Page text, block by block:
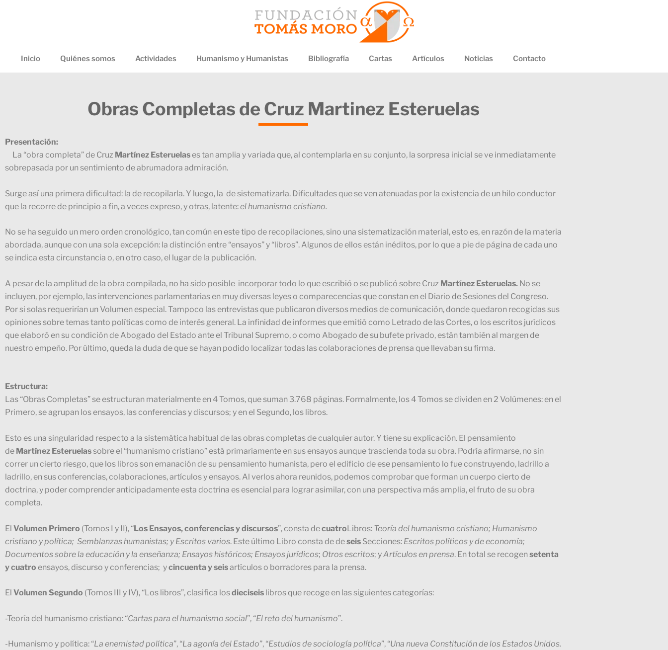
Inicio Quiénes somos Actividades Humanismo y Humanistas Bibliografía Cartas Artículos Noticias Contacto
Obras Completas de Cruz Martinez Esteruelas
Presentación:
La “obra completa” de Cruz Martínez Esteruelases tan amplia y variada que, al contemplarla en su conjunto, la sorpresa inicial se ve inmediatamente
sobrepasada por un sentimiento de abrumadora admiración.
Surge así una primera dificultad: la de recopilarla. Y luego, la de sistematizarla. Dificultades que se ven atenuadas por la existencia de un hilo conductor
que la recorre de principio a fin, a veces expreso, y otras, latente:el humanismo cristiano.
No se ha seguido un mero orden cronológico, tan común en este tipo de recopilaciones, sino una sistematización material, esto es, en razón de la materia
abordada, aunque con una sola excepción: la distinción entre “ensayos” y “libros”. Algunos de ellos están inéditos, por lo que a pie de página de cada uno
se indica esta circunstancia o, en otro caso, el lugar de la publicación.
A pesar de la amplitud de la obra compilada, no ha sido posible incorporar todo lo que escribió o se publicó sobre Cruz Martínez Esteruelas. No se
incluyen, por ejemplo, las intervenciones parlamentarias en muy diversas leyes o comparecencias que constan en el Diario de Sesiones del Congreso.
Por si solas requerirían un Volumen especial. Tampoco las entrevistas que publicaron diversos medios de comunicación, donde quedaron recogidas sus
opiniones sobre temas tanto políticas como de interés general. La infinidad de informes que emitió como Letrado de las Cortes, o los escritos jurídicos
que elaboró en su condición de Abogado del Estado ante el Tribunal Supremo, o como Abogado de su bufete privado, están también al margen de
nuestro empeño. Por último, queda la duda de que se hayan podido localizar todas las colaboraciones de prensa que llevaban su firma.
Estructura:
Las “Obras Completas” se estructuran materialmente en 4 Tomos, que suman 3.768 páginas. Formalmente, los 4 Tomos se dividen en 2 Volúmenes: en el
Primero, se agrupan los ensayos, las conferencias y discursos; y en el Segundo, los libros.
Esto es una singularidad respecto a la sistemática habitual de las obras completas de cualquier autor. Y tiene su explicación. El pensamiento
de Martínez Esteruelassobre el “humanismo cristiano” está primariamente en sus ensayos aunque trascienda toda su obra. Podría afirmarse, no sin
correr un cierto riesgo, que los libros son emanación de su pensamiento humanista, pero el edificio de ese pensamiento lo fue construyendo, ladrillo a
ladrillo, en sus conferencias, colaboraciones, artículos y ensayos. Al verlos ahora reunidos, podemos comprobar que forman un cuerpo cierto de
doctrina, y poder comprender anticipadamente esta doctrina es esencial para lograr asimilar, con una perspectiva más amplia, el fruto de su obra
completa.
El Volumen Primero (Tomos I y II), “Los Ensayos, conferencias y discursos”, consta decuatroLibros: Teoría del humanismo cristiano; Humanismo
cristiano y política; Semblanzas humanistas; y Escritos varios. Este último Libro consta de deseis Secciones: Escritos políticos y de economía;
Documentos sobre la educación y la enseñanza; Ensayos históricos; Ensayos jurídicos; Otros escritos; yArtículos en prensa. En total se recogen setenta
y cuatro ensayos, discurso y conferencias; ycincuenta y seisartículos o borradores para la prensa.
El Volumen Segundo (Tomos III y IV), “Los libros”, clasifica losdieciseis libros que recoge en las siguientes categorías:
-Teoría del humanismo cristiano: “Cartas para el humanismo social”, “El reto del humanismo”.
-Humanismo y política: “La enemistad política”, “La agonía del Estado”, “Estudios de sociología política”, “Una nueva Constitución de los Estados Unidos.